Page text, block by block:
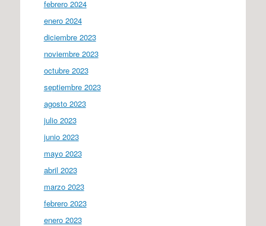
febrero 2024
enero 2024
diciembre 2023
noviembre 2023
octubre 2023
septiembre 2023
agosto 2023
julio 2023
junio 2023
mayo 2023
abril 2023
marzo 2023
febrero 2023
enero 2023